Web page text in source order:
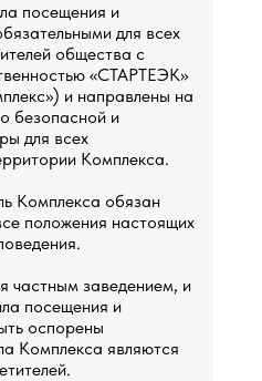
посещения и
для всех
общества с
«СТАРТЕЭК»
и направлены на
безопасной и
для всех
Комплекса.
Комплекса обязан
положения настоящих
частным заведением, и
посещения и
оспорены
Комплекса являются